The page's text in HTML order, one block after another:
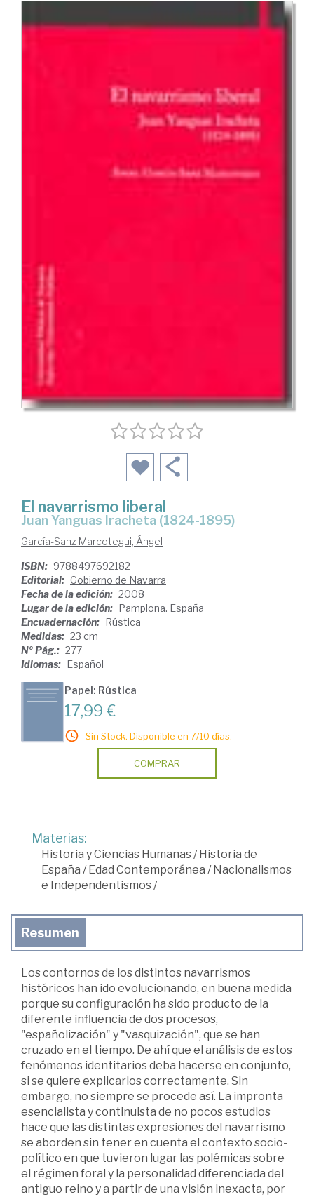
El navarrismo liberal
Juan Yanguas Iracheta (1824-1895)
García-Sanz Marcotegui, Ángel
ISBN: 9788497692182
Editorial: Gobierno de Navarra
Fecha de la edición: 2008
Lugar de la edición: Pamplona. España
Encuadernación: Rústica
Medidas: 23 cm
Nº Pág.: 277
Idiomas: Español
Papel: Rústica
17,99 €
Sin Stock. Disponible en 7/10 días.
COMPRAR
Materias:
Historia y Ciencias Humanas/Historia de
España /Edad Contemporánea /Nacionalismos
e Independentismos/
Resumen
Los contornos de los distintos navarrismos
históricos han ido evolucionando, en buena medida
porque su configuración ha sido producto de la
diferente influencia de dos procesos,
"españolización" y "vasquización", que se han
cruzado en el tiempo. De ahí que el análisis de estos
fenómenos identitarios deba hacerse en conjunto,
si se quiere explicarlos correctamente. Sin
embargo, no siempre se procede así. La impronta
esencialista y continuista de no pocos estudios
hace que las distintas expresiones del navarrismo
se aborden sin tener en cuenta el contexto socio-
político en que tuvieron lugar las polémicas sobre
el régimen foral y la personalidad diferenciada del
antiguo reino y a partir de una visión inexacta, por